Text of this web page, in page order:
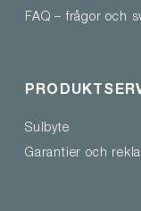
FAQ – frågor och
Sulbyte
Garantier och